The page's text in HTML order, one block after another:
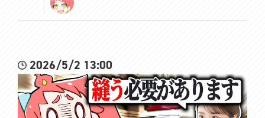
2026/5/2 13:00